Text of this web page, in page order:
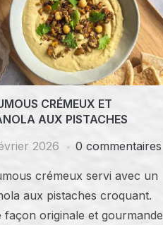
CRÉMEUX ET
AUX PISTACHES
2026
0 commentaires
crémeux servi avec un
aux pistaches croquant.
façon originale et gourmande